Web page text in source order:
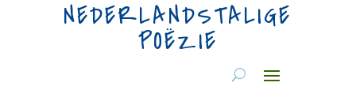
NEDERLANDSTALIGE
POËZIE